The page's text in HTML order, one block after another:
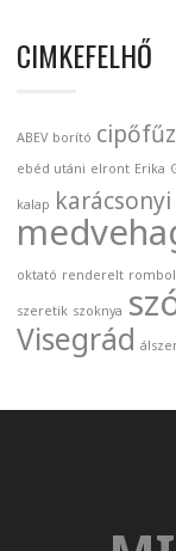
CIMKEFELHŐ
ABEV borító
ebéd utáni elront Erika
kalap karácsonyi
oktató renderelt
szeretik szoknya
Visegrád